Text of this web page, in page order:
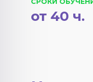
от 40 ч.